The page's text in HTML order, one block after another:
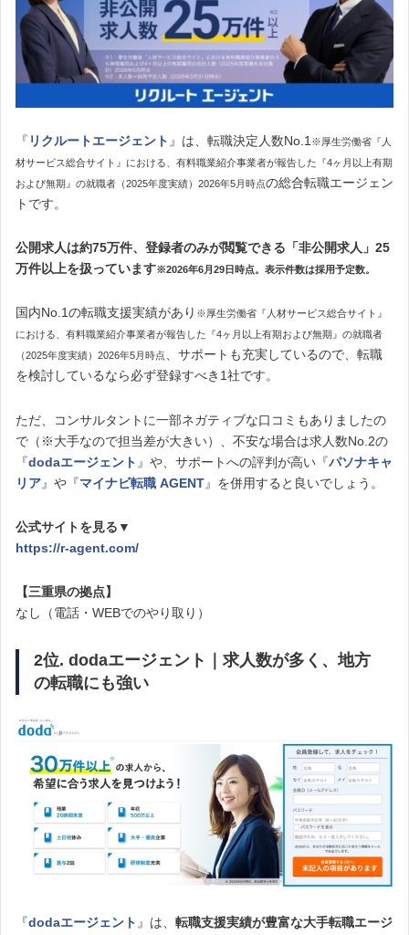
『 リクルートエージェント 』は、転職決定人数No.1 ※厚生労働省『人
材サービス総合サイト』における、有料職業紹介事業者が報告した『4ヶ月以上有期
および無期』の就職者（2025年度実績）2026年5月時点の総合転職エージェン
トです。
公開求人は約75万件、登録者のみが閲覧できる「非公開求人」25
万件以上を扱っています※2026年6月29日時点。表示件数は採用予定数。
国内No.1の転職支援実績があり ※厚生労働省『人材サービス総合サイト』
における、有料職業紹介事業者が報告した『4ヶ月以上有期および無期』の就職者
（2025年度実績）2026年5月時点、サポートも充実しているので、転職
を検討しているなら必ず登録すべき1社です。
ただ、コンサルタントに一部ネガティブな口コミもありましたの
で（※大手なので担当差が大きい）、不安な場合は求人数No.2の
『dodaエージェント 』や、サポートへの評判が高い『パソナキャ
リア』や『マイナビ転職 AGENT』を併用すると良いでしょう。
公式サイトを見る▼
https://r-agent.com/
【三重県の拠点】
なし（電話・WEBでのやり取り）
2位. dodaエージェント｜求人数が多く、地方
の転職にも強い
『dodaエージェント 』は、 転職支援実績が豊富な大手転職エージ